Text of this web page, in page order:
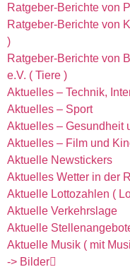
Ratgeber-Berichte von
Ratgeber-Berichte von
)
Ratgeber-Berichte von
e.V. ( Tiere )
Aktuelles – Technik,
Aktuelles – Sport
Aktuelles – Gesundheit
Aktuelles – Film und
Aktuelle Newstickers
Aktuelles Wetter in der
Aktuelle Lottozahlen (
Aktuelle Verkehrslage
Aktuelle
Aktuelle Musik ( mit
-> Bilder